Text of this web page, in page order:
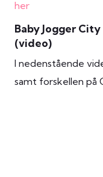
her
Baby Jogger
(video)
I nedenstående
samt forskellen på